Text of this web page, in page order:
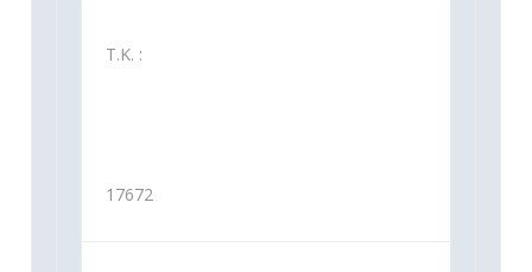
Τ.Κ. :
17672